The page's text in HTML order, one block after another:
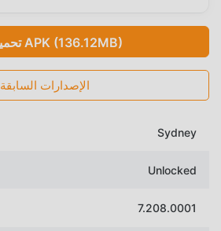
تحميل APK (136.12MB)
الإصدارات السابقة
Sydney
Unlocked
7.208.0001